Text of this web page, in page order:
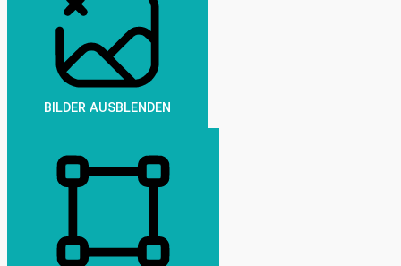
BILDER AUSBLENDEN